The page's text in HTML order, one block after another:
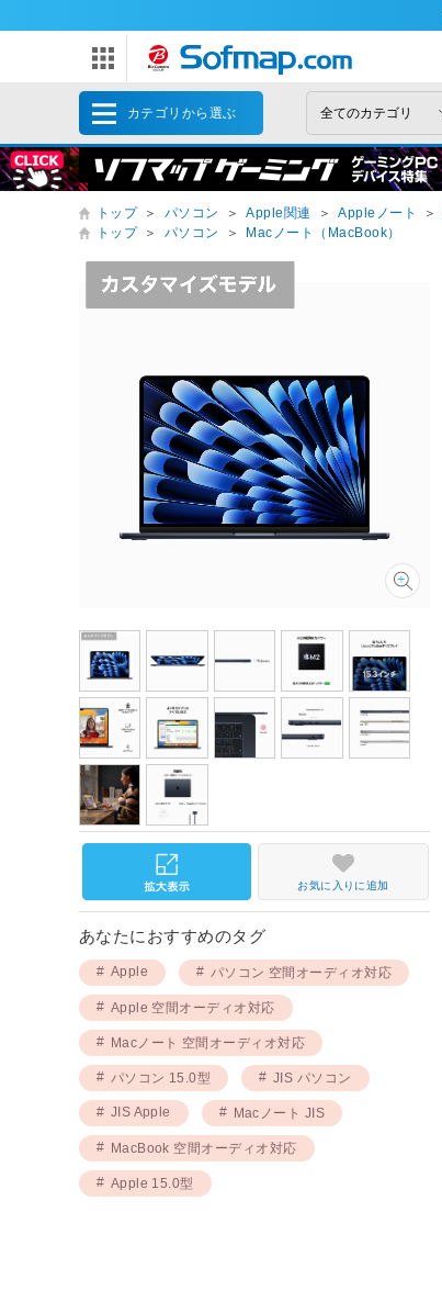
カテゴリから選ぶ
トップ ＞ パソコン ＞ Apple関連 ＞ Appleノート ＞
トップ
＞ パソコン ＞ Macノート（MacBook）
お気に入りに追加
あなたにおすすめのタグ
Apple パソコン 空間オーディオ対応
Apple 空間オーディオ対応
Macノート 空間オーディオ対応
パソコン 15.0型 JIS パソコン
JIS Apple Macノート JIS
MacBook 空間オーディオ対応
Apple 15.0型